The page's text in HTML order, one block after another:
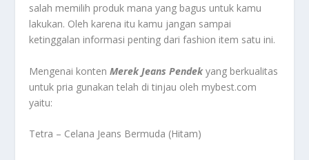
salah memilih produk mana yang bagus untuk kamu
lakukan. Oleh karena itu kamu jangan sampai
ketinggalan informasi penting dari fashion item satu ini.
Mengenai kontenMerek Jeans Pendekyang berkualitas
untuk pria gunakan telah di tinjau oleh mybest.com
yaitu:
Tetra – Celana Jeans Bermuda (Hitam)